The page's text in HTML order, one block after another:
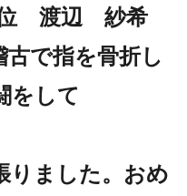
位 渡辺 紗希
で指を骨折し
をして
りました。おめ